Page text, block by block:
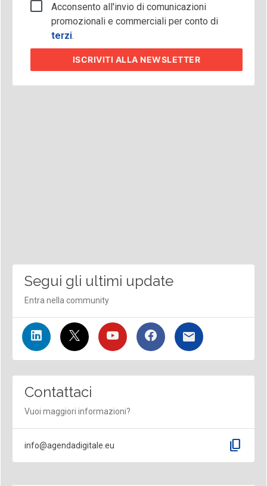
Acconsento all'invio di comunicazioni
promozionali e commerciali per conto di
terzi.
ISCRIVITI ALLA NEWSLETTER
Segui gli ultimi update
Entra nella community
Contattaci
Vuoi maggiori informazioni?
info@agendadigitale.eu content_copy